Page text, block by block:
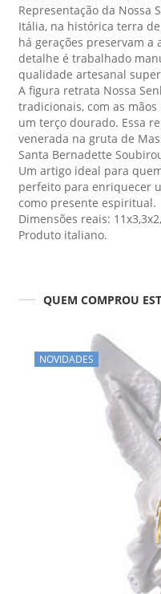
Representação da Nossa
Itália, na histórica terra
há gerações preservam a
detalhe é trabalhado
qualidade artesanal
A figura retrata Nossa
tradicionais, com as
um terço dourado. Essa
venerada na gruta de
Santa Bernadette
Um artigo ideal para
perfeito para enriquecer
como presente espiritual.
Dimensões reais:
Produto italiano.
QUEM COMPROU
NOVIDADES